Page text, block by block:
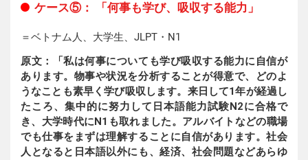
ケース⑤： 「何事も学び、吸収する能力」
＝ベトナム人、大学生、JLPT・N1
原文：「私は何事についても学び吸収する能力に自信が
あります。物事や状況を分析することが得意で、どのよ
うなことも素早く学び吸収します。来日して1年が経過し
たころ、集中的に努力して日本語能力試験N2に合格で
き、大学時代にN1も取れました。アルバイトなどの職場
でも仕事をまずは理解することに自信があります。社会
人となると日本語以外にも、経済、社会問題などあらゆ